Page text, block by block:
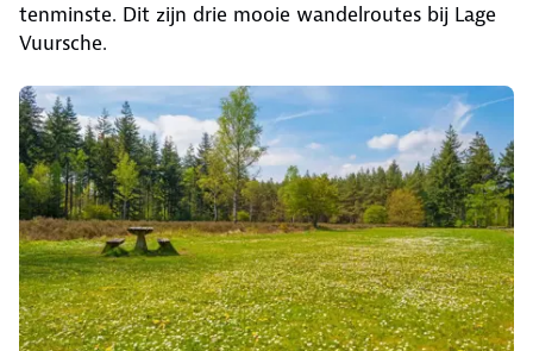
tenminste. Dit zijn drie mooie wandelroutes bij Lage
Vuursche.